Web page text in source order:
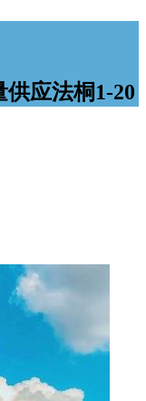
应法桐1-20